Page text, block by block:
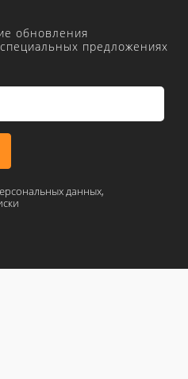
обновления
предложениях
данных,